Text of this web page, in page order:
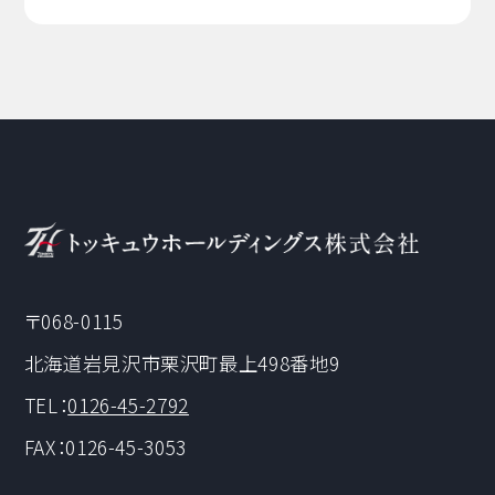
〒068-0115
北海道岩見沢市栗沢町最上498番地9
TEL：0126-45-2792
FAX：0126-45-3053